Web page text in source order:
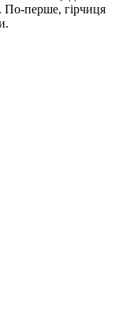
Пo-перше, гірчиця